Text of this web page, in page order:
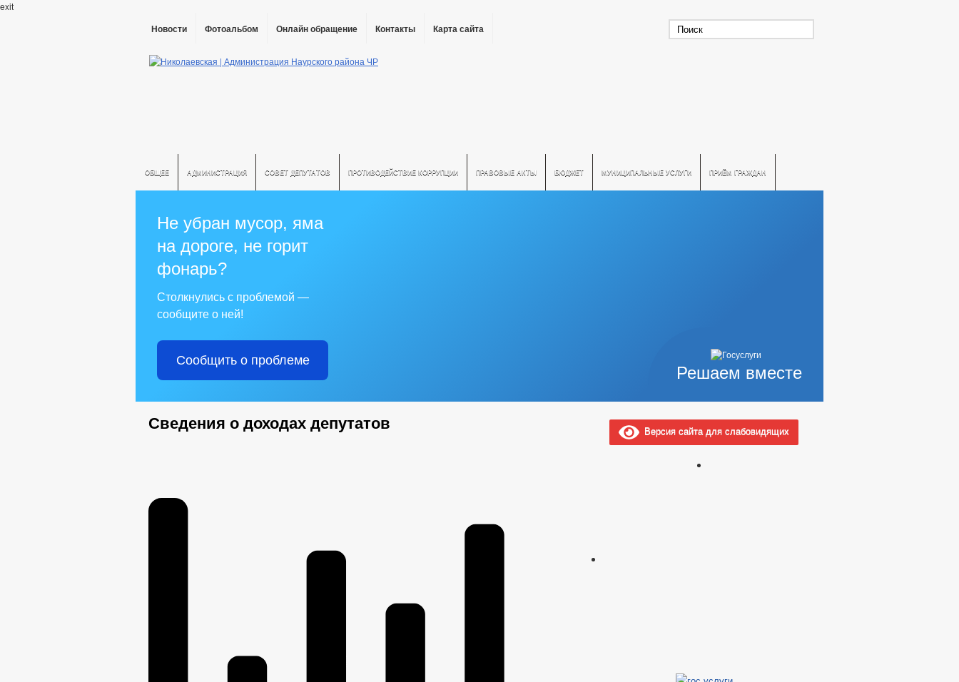
exit
Новости Фотоальбом Онлайн обращение Контакты Карта сайта
ОБЩЕЕ АДМИНИСТРАЦИЯ СОВЕТ ДЕПУТАТОВ ПРОТИВОДЕЙСТВИЕ КОРРУПЦИИ ПРАВОВЫЕ АКТЫ БЮДЖЕТ МУНИЦИПАЛЬНЫЕ УСЛУГИ ПРИЁМ ГРАЖДАН
Решаем вместе
Не убран мусор, яма
на дороге, не горит
фонарь?
Столкнулись с проблемой —
сообщите о ней!
Сообщить о проблеме
Сведения о доходах депутатов Версия сайта для слабовидящих